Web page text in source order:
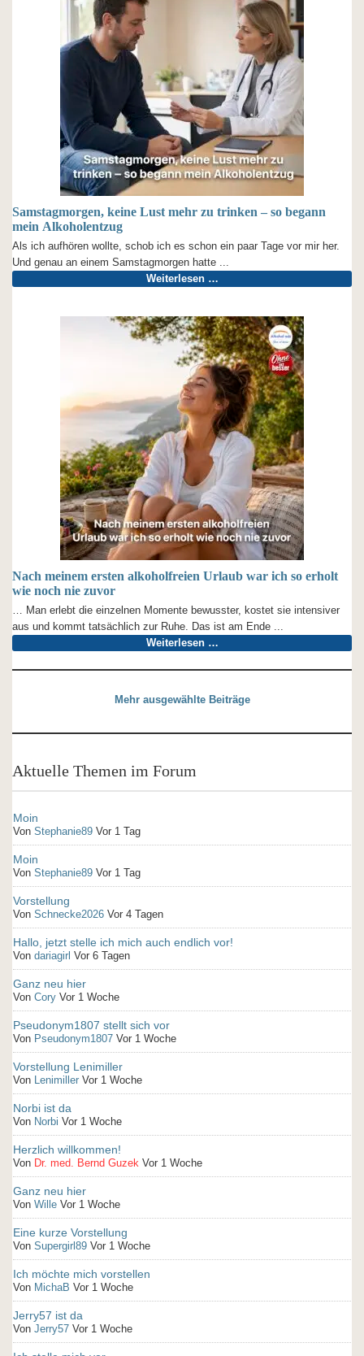
Samstagmorgen, keine Lust mehr zu trinken – so begann
mein Alkoholentzug
Als ich aufhören wollte, schob ich es schon ein paar Tage vor mir her.
Und genau an einem Samstagmorgen hatte ...
Weiterlesen …
Nach meinem ersten alkoholfreien Urlaub war ich so erholt
wie noch nie zuvor
… Man erlebt die einzelnen Momente bewusster, kostet sie intensiver
aus und kommt tatsächlich zur Ruhe. Das ist am Ende ...
Weiterlesen …
Mehr ausgewählte Beiträge
Aktuelle Themen im Forum
Moin
Von Stephanie89 Vor 1 Tag
Moin
Von Stephanie89 Vor 1 Tag
Vorstellung
Von Schnecke2026 Vor 4 Tagen
Hallo, jetzt stelle ich mich auch endlich vor!
Von dariagirl Vor 6 Tagen
Ganz neu hier
Von Cory Vor 1 Woche
Pseudonym1807 stellt sich vor
Von Pseudonym1807 Vor 1 Woche
Vorstellung Lenimiller
Von Lenimiller Vor 1 Woche
Norbi ist da
Von Norbi Vor 1 Woche
Herzlich willkommen!
Von Dr. med. Bernd Guzek Vor 1 Woche
Ganz neu hier
Von Wille Vor 1 Woche
Eine kurze Vorstellung
Von Supergirl89 Vor 1 Woche
Ich möchte mich vorstellen
Von MichaB Vor 1 Woche
Jerry57 ist da
Von Jerry57 Vor 1 Woche